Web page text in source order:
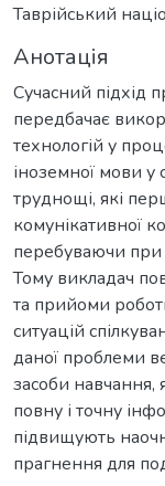
Таврійський
Анотація
Сучасний підхід
передбачає
технологій у
іноземної мови у
труднощі, які
комунікативної
перебуваючи при
Тому викладач
та прийоми
ситуацій
даної проблеми
засоби навчання,
повну і точну
підвищують
прагнення для